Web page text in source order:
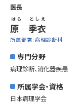
医長
原 季衣
はら としえ
所属部署: 病理診断科
専門分野
病理診断、消化器疾患
所属学会・資格
日本病理学会